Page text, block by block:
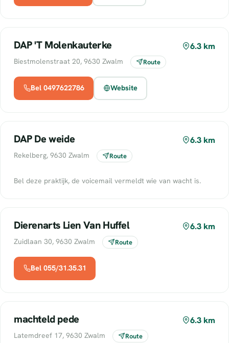
DAP 'T Molenkauterke 6.3 km
Biestmolenstraat 20, 9630 Zwalm Route
Bel 0497622786 Website
DAP De weide 6.3 km
Rekelberg, 9630 Zwalm Route
Bel deze praktijk, de voicemail vermeldt wie van wacht is.
Dierenarts Lien Van Huffel 6.3 km
Zuidlaan 30, 9630 Zwalm Route
Bel 055/31.35.31
machteld pede 6.3 km
Latemdreef 17, 9630 Zwalm Route